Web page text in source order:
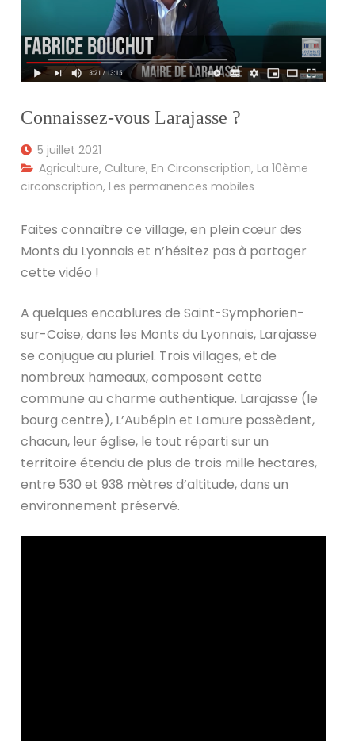
Connaissez-vous Larajasse ?
5 juillet 2021
Agriculture, Culture,En Circonscription,La 10ème
circonscription,Les permanences mobiles
Faites connaître ce village, en plein cœur des
Monts du Lyonnais et n’hésitez pas à partager
cette vidéo !
A quelques encablures de Saint-Symphorien-
sur-Coise, dans les Monts du Lyonnais, Larajasse
se conjugue au pluriel. Trois villages, et de
nombreux hameaux, composent cette
commune au charme authentique. Larajasse (le
bourg centre), L’Aubépin et Lamure possèdent,
chacun, leur église, le tout réparti sur un
territoire étendu de plus de trois mille hectares,
entre 530 et 938 mètres d’altitude, dans un
environnement préservé.